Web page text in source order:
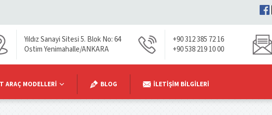
Yıldız Sanayi Sitesi 5. Blok No: 64
Ostim Yenimahalle/ANKARA
+90 312 385 72 16
+90 538 219 10 00
ARAÇ MODELLERI BLOG İLETIŞIM BILGILERI